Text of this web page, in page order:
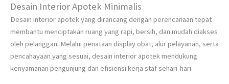
Desain Interior Apotek Minimalis
Desain interior apotek yang dirancang dengan perencanaan tepat
membantu menciptakan ruang yang rapi, bersih, dan mudah diakses
oleh pelanggan. Melalui penataan display obat, alur pelayanan, serta
pencahayaan yang sesuai, desain interior apotek mendukung
kenyamanan pengunjung dan efisiensi kerja staf sehari-hari.